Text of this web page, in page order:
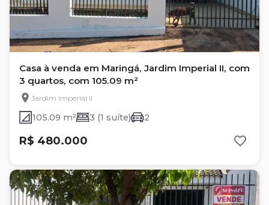
Casa à venda em Maringá, Jardim Imperial II, com
3 quartos, com 105.09 m²
Jardim Imperial II
105.09 m² 3 (1 suíte) 2
R$ 480.000